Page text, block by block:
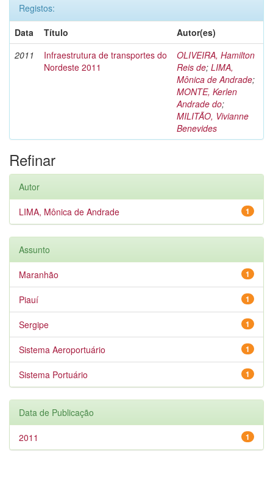
Registos:
Data
Título
Autor(es)
2011
Infraestrutura de transportes do
Nordeste 2011
OLIVEIRA, Hamilton
Reis de; LIMA,
Mônica de Andrade;
MONTE, Kerlen
Andrade do;
MILITÃO, Vivianne
Benevides
Refinar
Autor
1
LIMA, Mônica de Andrade
Assunto
1
Maranhão
1
Piauí
1
Sergipe
1
Sistema Aeroportuário
1
Sistema Portuário
Data de Publicação
1
2011